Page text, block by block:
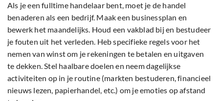
Als je een fulltime handelaar bent, moet je de handel
benaderen als een bedrijf. Maak een businessplan en
bewerk het maandelijks. Houd een vakblad bij en bestudeer
je fouten uit het verleden. Heb specifieke regels voor het
nemen van winst om je rekeningen te betalen en uitgaven
te dekken. Stel haalbare doelen en neem dagelijkse
activiteiten op in je routine (markten bestuderen, financieel
nieuws lezen, papierhandel, etc.) om je emoties op afstand